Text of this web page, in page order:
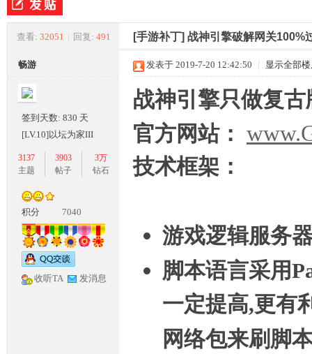
夜
游
» › › ›
查看: 32051 | 回复: 491 [手游补丁] 战神引擎破解网关100%
畅游
签到天数: 830 天
[LV.10]以坛为家III
3137
主题
3903
帖子
3万
钻石
积分 7040
收听TA 发消息
发表于 2019-7-20 12:42:50 | 显示全部
战神引擎只做复
官方网站：
技术框架：
游戏逻辑服务
脚本语言采用
一定提高,更有
网络包来刷脚